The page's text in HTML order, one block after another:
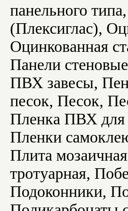
панельного
(Плексиглас),
Оцинкованная
Панели
ПВХ завесы,
песок, Песок,
Пленка ПВХ для
Пленки
Плита
тротуарная,
Подоконники,